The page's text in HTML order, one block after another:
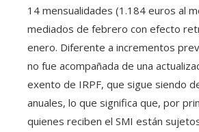
14 mensualidades (1.184 euros al
mediados de febrero con efecto
enero. Diferente a incrementos
no fue acompañada de una
exento de IRPF, que sigue siendo
anuales, lo que significa que, por
quienes reciben el SMI están